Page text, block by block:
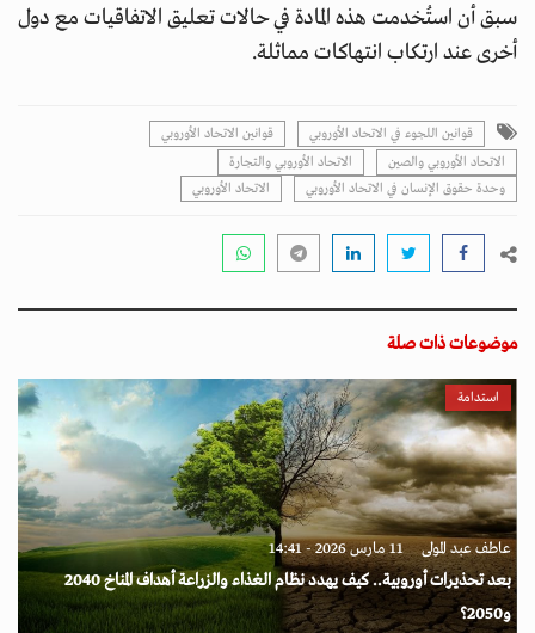
سبق أن استُخدمت هذه المادة في حالات تعليق الاتفاقيات مع دول
أخرى عند ارتكاب انتهاكات مماثلة.
قوانين اللجوء في الاتحاد الأوروبي
قوانين الاتحاد الأوروبي
الاتحاد الأوروبي والصين
الاتحاد الأوروبي والتجارة
وحدة حقوق الإنسان في الاتحاد الأوروبي
الاتحاد الأوروبي
موضوعات ذات صلة
استدامة
عاطف عبد المولى 11 مارس 2026 - 14:41
بعد تحذيرات أوروبية.. كيف يهدد نظام الغذاء والزراعة أهداف المناخ 2040
و2050؟